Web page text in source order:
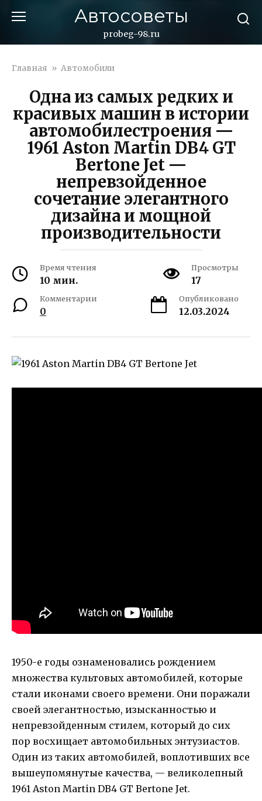
Автосоветы
probeg-98.ru
Главная » Автомобили
Одна из самых редких и
красивых машин в истории
автомобилестроения —
1961 Aston Martin DB4 GT
Bertone Jet —
непревзойденное
сочетание элегантного
дизайна и мощной
производительности
Время чтения
10 мин.
Просмотры
17
Комментарии
0
Опубликовано
12.03.2024
1950-е годы ознаменовались рождением
множества культовых автомобилей, которые
стали иконами своего времени. Они поражали
своей элегантностью, изысканностью и
непревзойденным стилем, который до сих
пор восхищает автомобильных энтузиастов.
Один из таких автомобилей, воплотивших все
вышеупомянутые качества, — великолепный
1961 Aston Martin DB4 GT Bertone Jet.